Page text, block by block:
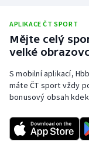
Plážový volejbal
Ragby
Rychlobruslení
Rychlostní
Short track
APLIKACE ČT SPORT
Mějte celý
velké
S mobilní aplikací,
máte ČT sport vždy
bonusový obsah